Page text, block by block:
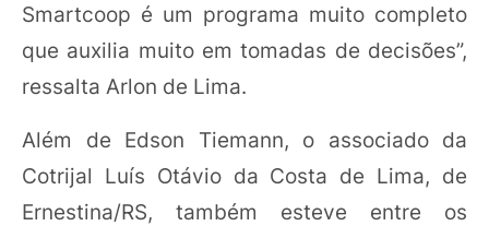
Smartcoop é um programa muito completo
que auxilia muito em tomadas de decisões”,
ressalta Arlon de Lima.
Além de Edson Tiemann, o associado da
Cotrijal Luís Otávio da Costa de Lima, de
Ernestina/RS, também esteve entre os